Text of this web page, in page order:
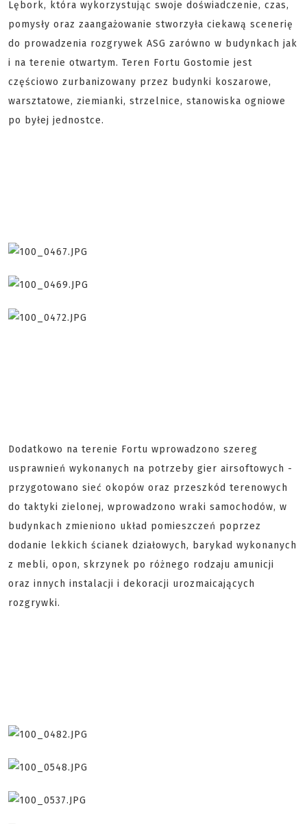
Lębork, która wykorzystując swoje doświadczenie, czas,
pomysły oraz zaangażowanie stworzyła ciekawą scenerię
do prowadzenia rozgrywek ASG zarówno w budynkach jak
i na terenie otwartym. Teren Fortu Gostomie jest
częściowo zurbanizowany przez budynki koszarowe,
warsztatowe, ziemianki, strzelnice, stanowiska ogniowe
po byłej jednostce.
Dodatkowo na terenie Fortu wprowadzono szereg
usprawnień wykonanych na potrzeby gier airsoftowych -
przygotowano sieć okopów oraz przeszkód terenowych
do taktyki zielonej, wprowadzono wraki samochodów, w
budynkach zmieniono układ pomieszczeń poprzez
dodanie lekkich ścianek działowych, barykad wykonanych
z mebli, opon, skrzynek po różnego rodzaju amunicji
oraz innych instalacji i dekoracji urozmaicających
rozgrywki.